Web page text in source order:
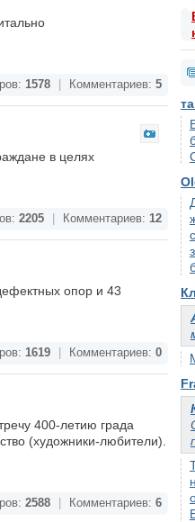
1578 Комментариев: 5
в целях
2205 Комментариев: 12
опор и 43
1619 Комментариев: 0
400-летию града
(художники-любители).
2588 Комментариев: 6